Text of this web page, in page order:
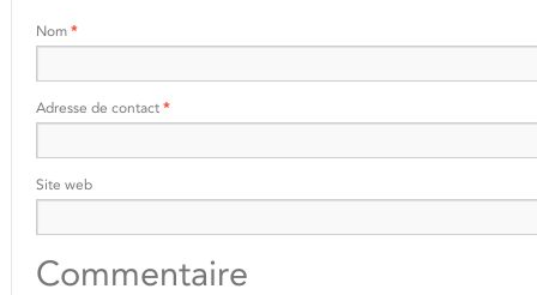
Nom *
Adresse de contact *
Site web
Commentaire